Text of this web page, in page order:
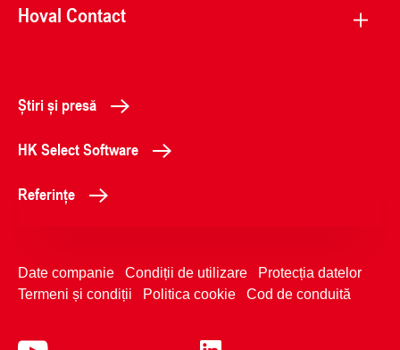
Hoval Contact
Știri și presă
HK Select Software
Referințe
Date companie Condiții de utilizare
Protecția datelor
Termeni și condiții
Politica cookie Cod de conduită